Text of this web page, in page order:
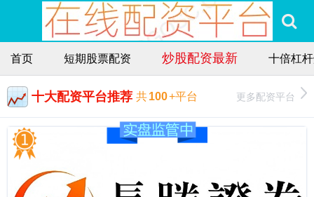
首页 短期股票配资 炒股配资最新 十倍杠
十大配资平台推荐 共100+平台 更多配资平台